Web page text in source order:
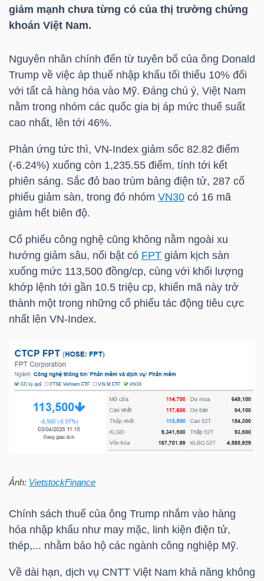
giảm mạnh chưa từng có của thị trường chứng
khoán Việt Nam.
Nguyên nhân chính đến từ tuyên bố của ông Donald
Trump về việc áp thuế nhập khẩu tối thiểu 10% đối
với tất cả hàng hóa vào Mỹ. Đáng chú ý, Việt Nam
nằm trong nhóm các quốc gia bị áp mức thuế suất
cao nhất, lên tới 46%.
Phản ứng tức thì, VN-Index giảm sốc 82.82 điểm
(-6.24%) xuống còn 1,235.55 điểm, tính tới kết
phiên sáng. Sắc đỏ bao trùm bảng điện tử, 287 cổ
phiếu giảm sàn, trong đó nhóm VN30 có 16 mã
giảm hết biên độ.
Cổ phiếu công nghệ cũng không nằm ngoài xu
hướng giảm sâu, nổi bật có FPT giảm kịch sàn
xuống mức 113,500 đồng/cp, cùng với khối lượng
khớp lệnh tới gần 10.5 triệu cp, khiến mã này trở
thành một trong những cổ phiếu tác động tiêu cực
nhất lên VN-Index.
Ảnh: VietstockFinance
Chính sách thuế của ông Trump nhắm vào hàng
hóa nhập khẩu như may mặc, linh kiện điện tử,
thép,... nhằm bảo hộ các ngành công nghiệp Mỹ.
Về dài hạn, dịch vụ CNTT Việt Nam khả năng không
NGHIỆP
BẤT
ĐỘNG
TÀI
CHÍNH
HÓA
TẾ
THẾ
GIỚI
ĐÔNG
TÀI
CHÍNH
CÁ